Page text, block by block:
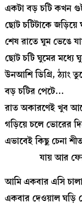
একটা বড় চটি কখন
ছোট চটিটাকে জড়িয়ে
শেষ রাতে ঘুম ভেঙে
ছোট চটি ঘুমের মধ্যে
উনআশি ডিগ্রি, ঠ্যাং
বড় চটির পেটে…
রাত অকারণেই খুব
গড়িয়ে চলে ভোরের
এভাবেই কিছু চেনা শীত
যায় আর
আমি একবার এসি
একবার দেওয়াল ঘড়ি